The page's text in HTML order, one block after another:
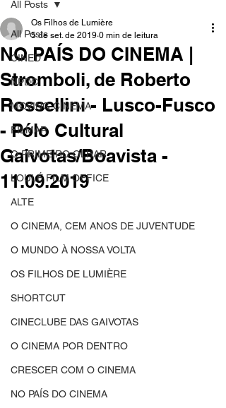
All Posts
CINED
NPDC
MOVING CINEMA
FILMAR
O PRIMEIRO OLHAR
LOULÉ FILM OFFICE
ALTE
O CINEMA, CEM ANOS DE JUVENTUDE
O MUNDO À NOSSA VOLTA
OS FILHOS DE LUMIÈRE
SHORTCUT
CINECLUBE DAS GAIVOTAS
O CINEMA POR DENTRO
CRESCER COM O CINEMA
NO PAÍS DO CINEMA
All Posts
NO PAÍS DO CINEMA |
Stromboli, de Roberto
Rossellini - Lusco-Fusco
- Pólo Cultural
Gaivotas/Boavista -
11.09.2019
Os Filhos de Lumière
5 de set. de 2019 0 min de leitura